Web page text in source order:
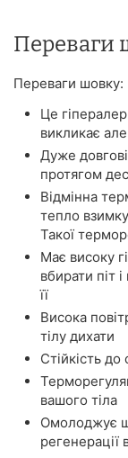
Переваги
Переваги шовку:
Це
викликає
Дуже
протягом
Відмінна
тепло
Такої
Має високу
вбирати піт
її
Висока
тілу дихати
Стійкість
вашого тіла
Омолоджує
регенерації